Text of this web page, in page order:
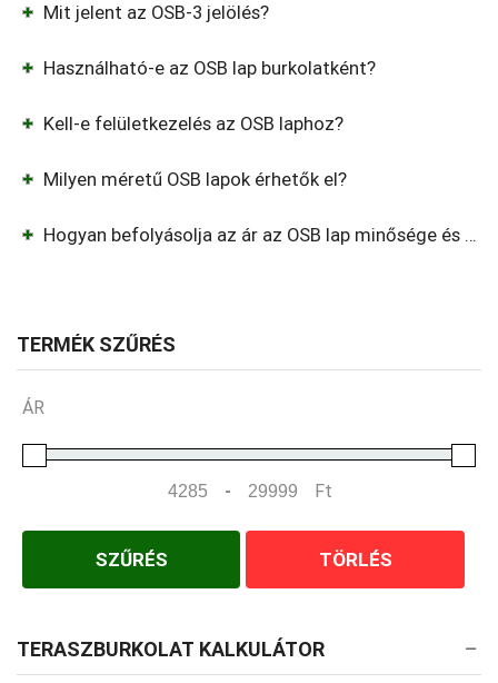
Mit jelent az OSB-3 jelölés?
Használható-e az OSB lap burkolatként?
Kell-e felületkezelés az OSB laphoz?
Milyen méretű OSB lapok érhetők el?
Hogyan befolyásolja az ár az OSB lap minősége és vastagsága?
TERMÉK SZŰRÉS
ÁR
Minimum Price
-
Maximum Price
Ft
SZŰRÉS TÖRLÉS
TERASZBURKOLAT KALKULÁTOR